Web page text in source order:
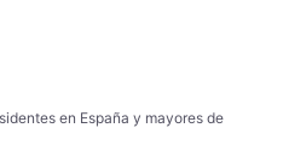
en España y mayores de